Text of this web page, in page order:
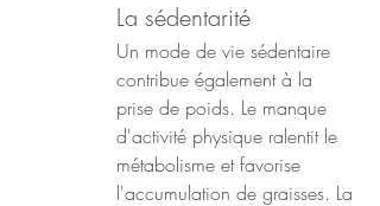
La sédentarité
Un mode de vie sédentaire
contribue également à la
prise de poids. Le manque
d'activité physique ralentit le
métabolisme et favorise
l'accumulation de graisses. La